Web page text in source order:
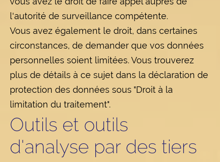
l'autorité de surveillance compétente.
Vous avez également le droit, dans certaines
circonstances, de demander que vos données
personnelles soient limitées. Vous trouverez
plus de détails à ce sujet dans la déclaration de
protection des données sous "Droit à la
limitation du traitement".
Outils et outils
d'analyse par des tiers